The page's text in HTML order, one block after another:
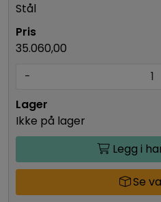
Stål
35.060,00
-
Ikke på lager
Legg i
Se